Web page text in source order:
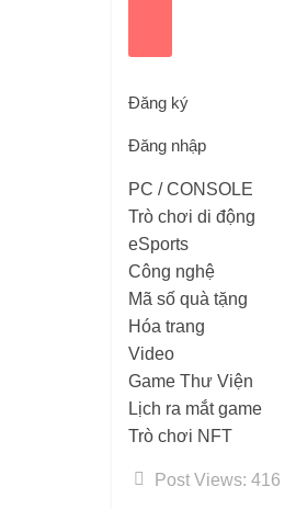
Đăng ký
Đăng nhập
PC / CONSOLE
Trò chơi di động
eSports
Công nghệ
Mã số quà tặng
Hóa trang
Video
Game Thư Viện
Lịch ra mắt game
Trò chơi NFT
Post Views: 416